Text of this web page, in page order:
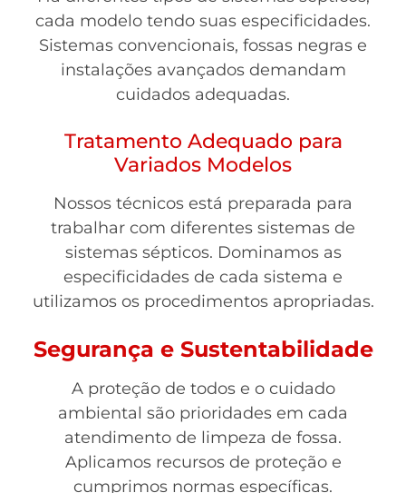
cada modelo tendo suas especificidades.
Sistemas convencionais, fossas negras e
instalações avançados demandam
cuidados adequadas.
Tratamento Adequado para
Variados Modelos
Nossos técnicos está preparada para
trabalhar com diferentes sistemas de
sistemas sépticos. Dominamos as
especificidades de cada sistema e
utilizamos os procedimentos apropriadas.
Segurança e Sustentabilidade
A proteção de todos e o cuidado
ambiental são prioridades em cada
atendimento de limpeza de fossa.
Aplicamos recursos de proteção e
cumprimos normas específicas.